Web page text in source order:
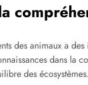
des animaux a
dans la
des écosystèmes.